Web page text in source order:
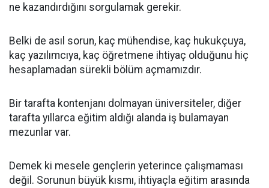
ne kazandırdığını sorgulamak gerekir.
Belki de asıl sorun, kaç mühendise, kaç hukukçuya,
kaç yazılımcıya, kaç öğretmene ihtiyaç olduğunu hiç
hesaplamadan sürekli bölüm açmamızdır.
Bir tarafta kontenjanı dolmayan üniversiteler, diğer
tarafta yıllarca eğitim aldığı alanda iş bulamayan
mezunlar var.
Demek ki mesele gençlerin yeterince çalışmaması
değil. Sorunun büyük kısmı, ihtiyaçla eğitim arasında